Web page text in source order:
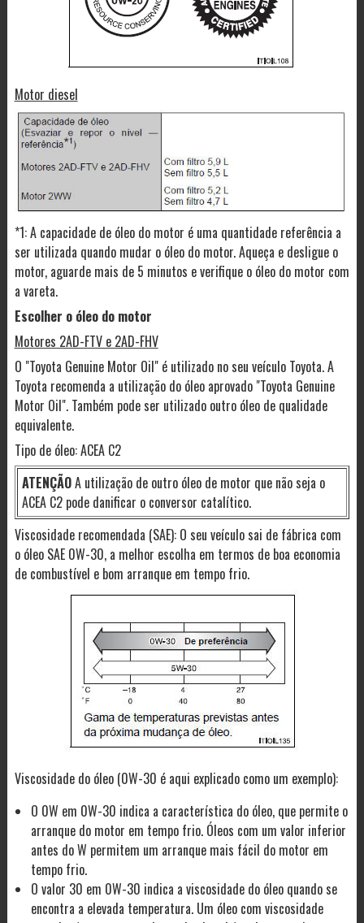
Motor diesel
*1: A capacidade de óleo do motor é uma quantidade referência a
ser utilizada quando mudar o óleo do motor. Aqueça e desligue o
motor, aguarde mais de 5 minutos e verifique o óleo do motor com
a vareta.
Escolher o óleo do motor
Motores 2AD-FTV e 2AD-FHV
O "Toyota Genuine Motor Oil" é utilizado no seu veículo Toyota. A
Toyota recomenda a utilização do óleo aprovado "Toyota Genuine
Motor Oil". Também pode ser utilizado outro óleo de qualidade
equivalente.
Tipo de óleo: ACEA C2
ATENÇÃOA utilização de outro óleo de motor que não seja o
ACEA C2 pode danificar o conversor catalítico.
Viscosidade recomendada (SAE): O seu veículo sai de fábrica com
o óleo SAE 0W-30, a melhor escolha em termos de boa economia
de combustível e bom arranque em tempo frio.
Viscosidade do óleo (0W-30 é aqui explicado como um exemplo):
O 0W em 0W-30 indica a característica do óleo, que permite o
arranque do motor em tempo frio. Óleos com um valor inferior
antes do W permitem um arranque mais fácil do motor em
tempo frio.
O valor 30 em 0W-30 indica a viscosidade do óleo quando se
encontra a elevada temperatura. Um óleo com viscosidade